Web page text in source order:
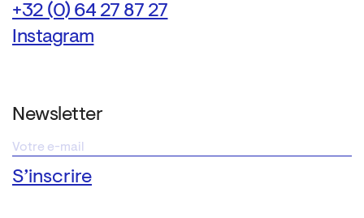
+32 (0) 64 27 87 27
Instagram
Newsletter